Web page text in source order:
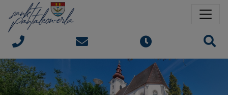
Sprungmarken
Springe direkt zu: